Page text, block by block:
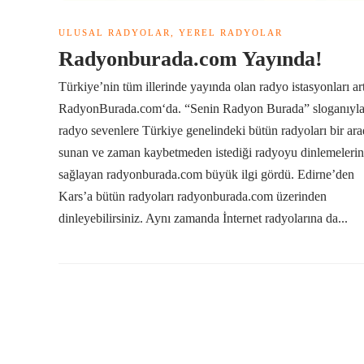
ULUSAL RADYOLAR YEREL RADYOLAR
Radyonburada.com Yayında!
Türkiye’nin tüm illerinde yayında olan radyo istasyonları
RadyonBurada.com‘da. “Senin Radyon Burada” sloganıyla
radyo sevenlere Türkiye genelindeki bütün radyoları bir
sunan ve zaman kaybetmeden istediği radyoyu
sağlayan radyonburada.com büyük ilgi gördü. Edirne’den
Kars’a bütün radyoları radyonburada.com üzerinden
dinleyebilirsiniz. Aynı zamanda İnternet radyolarına da...